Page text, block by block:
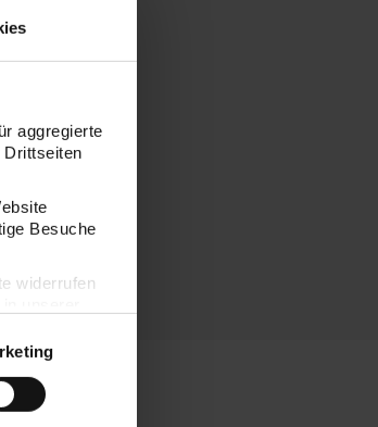
aggregierte
Drittseiten
Besuche
widerrufen